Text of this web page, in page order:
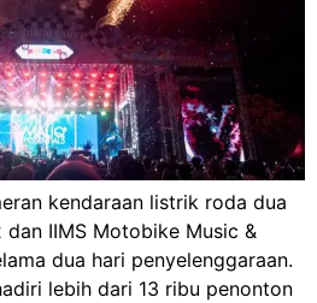
kendaraan listrik roda dua
IIMS Motobike Music &
dua hari penyelenggaraan.
lebih dari 13 ribu penonton